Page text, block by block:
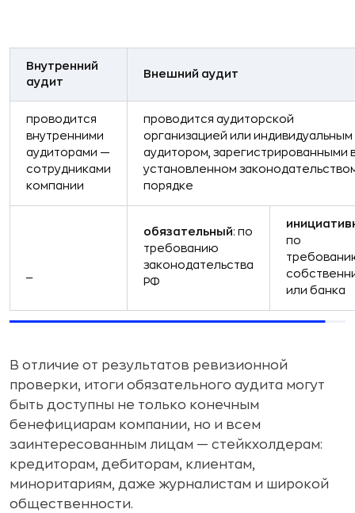
Внутренний
аудит
Внешний аудит
проводится
внутренними
аудиторами —
сотрудниками
компании
проводится аудиторской
организацией или индивидуальным
аудитором, зарегистрированными
установленном
порядке
обязательный: по
требованию
законодательства
РФ
по
или банка
В отличие от результатов ревизионной
проверки, итоги обязательного аудита могут
быть доступны не только конечным
бенефициарам компании, но и всем
заинтересованным лицам — стейкхолдерам:
кредиторам, дебиторам, клиентам,
миноритариям, даже журналистам и широкой
общественности.